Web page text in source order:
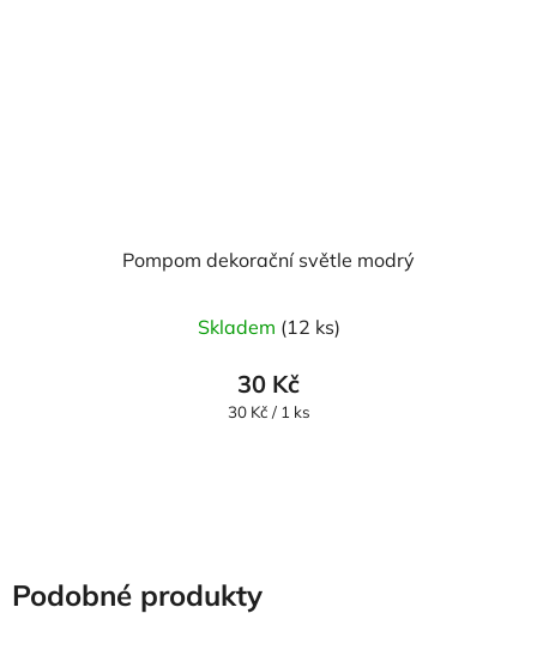
Pompom dekorační světle modrý
Skladem (12 ks)
30 Kč
Měrná
30 Kč / 1 ks
Podobné produkty